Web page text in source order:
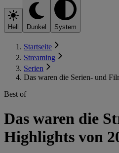
Hell Dunkel System
Startseite
Streaming
Serien
Das waren die Serien- und
Best of
Das waren die
Highlights von